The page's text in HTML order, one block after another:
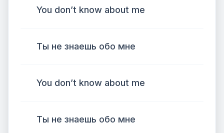
You don’t know about me
Ты не знаешь обо мне
You don’t know about me
Ты не знаешь обо мне